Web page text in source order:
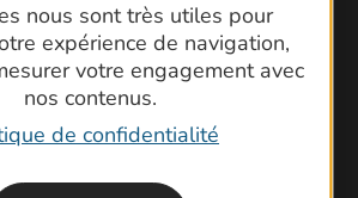
nous sont très utiles pour
expérience de navigation,
votre engagement avec
nos contenus.
de confidentialité
Brochures
et Topoguides
Latitude Gard